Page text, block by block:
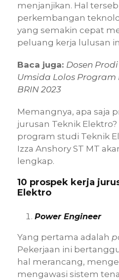
menjanjikan. Hal
perkembangan
yang semakin cepat
peluang kerja lulusan
Baca juga: Dosen
Umsida Lolos Program
BRIN 2023
Memangnya, apa saja
jurusan Teknik Elektro?
program studi Teknik
Izza Anshory ST MT
lengkap.
10 prospek kerja
Elektro
Power Engineer
Yang pertama adalah
Pekerjaan ini
hal merancang,
mengawasi sistem